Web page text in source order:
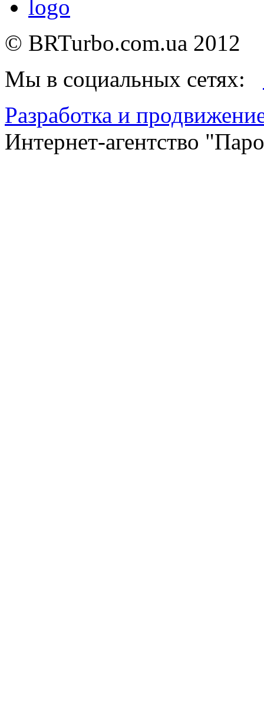
© BRTurbo.com.ua 2012
Мы в социальных сетях:
Разработка и
Интернет-агентство